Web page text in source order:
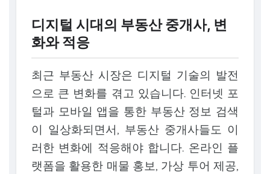
디지털 시대의 부동산 중개사, 변
화와 적응
최근 부동산 시장은 디지털 기술의 발전
으로 큰 변화를 겪고 있습니다. 인터넷 포
털과 모바일 앱을 통한 부동산 정보 검색
이 일상화되면서, 부동산 중개사들도 이
러한 변화에 적응해야 합니다. 온라인 플
랫폼을 활용한 매물 홍보, 가상 투어 제공,